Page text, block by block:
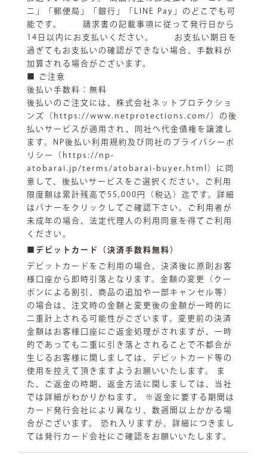
ニ」「郵便局」「銀行」「LINE Pay」のどこでも可
能です。 請求書の記載事項に従って発行日から
14日以内にお支払いください。 お支払い期日を
過ぎてもお支払いの確認ができない場合、手数料が
加算される場合がございます。
■ ご注意
後払い手数料：無料
後払いのご注文には、株式会社ネットプロテクショ
ンズ（https://www.netprotections.com/）の後
払いサービスが適用され、同社へ代金債権を譲渡し
ます。NP後払い利用規約及び同社のプライバシーポ
リシー（https://np-
atobarai.jp/terms/atobarai-buyer.html）に同
意して、後払いサービスをご選択ください。ご利用
限度額は累計残高で55,000円（税込）迄です。詳細
はバナーをクリックしてご確認下さい。ご利用者が
未成年の場合、法定代理人の利用同意を得てご利用
ください。
■デビットカード（決済手数料無料）
デビットカードをご利用の場合、決済後に原則お客
様口座から即時引落となります。金額の変更（クー
ポンによる割引、商品の追加や一部キャンセル等）
の場合は、注文時の金額と変更後の金額が一時的に
二重計上される可能性がございます。変更前の決済
金額はお客様口座にご返金処理がされますが、一時
的であっても二重に引き落とされることで不都合が
生じるお客様に関しましては、デビットカード等の
使用を控えて頂きますようお願いいたします。 ま
た、ご返金の時期、返金方法に関しましては、当社
では詳細がわかりかねます。 ※返金に要する期間は
カード発行会社により異なり、数週間以上かかる場
合がございます。 恐れ入りますが、詳細につきまし
ては発行カード会社にご確認をお願いいたします。